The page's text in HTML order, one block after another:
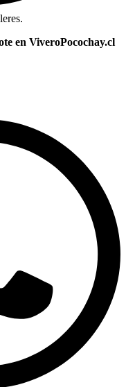
en ViveroPocochay.cl